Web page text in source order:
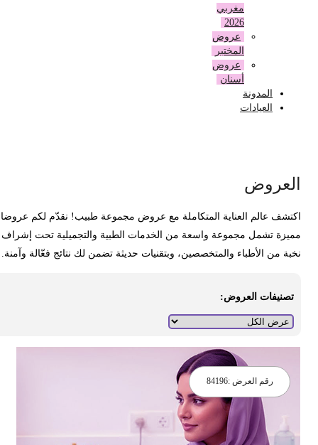
مغربي
عروض
المختبر
عروض
أسنان
المدونة
العيادات
عالم العناية المتكاملة مع عروض مجموعة طبيب! نقدّم لكم عروضا
تشمل مجموعة واسعة من الخدمات الطبية والتجميلية تحت إشراف
من الأطباء والمتخصصين، وبتقنيات حديثة تضمن لك نتائج فعّالة وآمنة.
تصنيفات العروض:
رقم العرض :84196